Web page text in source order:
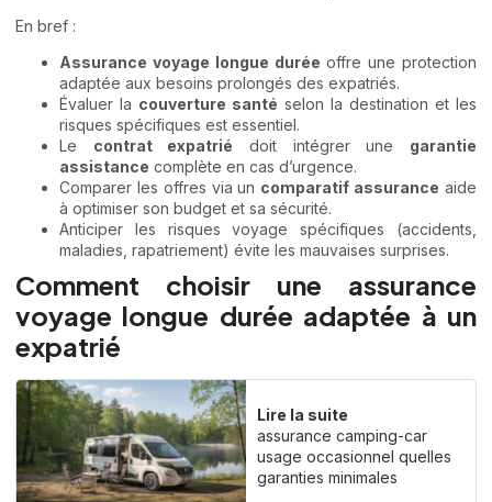
En bref :
Assurance voyage longue durée offre une protection
adaptée aux besoins prolongés des expatriés.
Évaluer la couverture santé selon la destination et les
risques spécifiques est essentiel.
Le contrat expatrié doit intégrer une garantie
assistance complète en cas d’urgence.
Comparer les offres via un comparatif assurance aide
à optimiser son budget et sa sécurité.
Anticiper les risques voyage spécifiques (accidents,
maladies, rapatriement) évite les mauvaises surprises.
Comment choisir une assurance
voyage longue durée adaptée à un
expatrié
Lire la suite
assurance camping-car
usage occasionnel quelles
garanties minimales